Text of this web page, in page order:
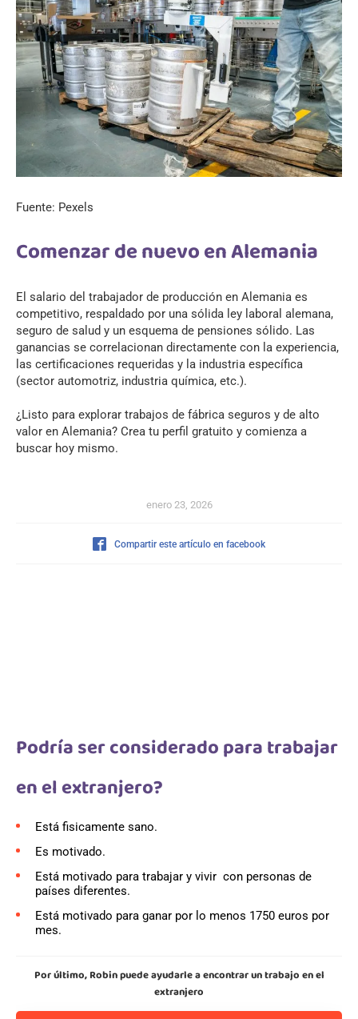
Fuente: Pexels
Comenzar de nuevo en Alemania
El salario del trabajador de producción en Alemania es
competitivo, respaldado por una sólida ley laboral alemana,
seguro de salud y un esquema de pensiones sólido. Las
ganancias se correlacionan directamente con la experiencia,
las certificaciones requeridas y la industria específica
(sector automotriz, industria química, etc.).
¿Listo para explorar trabajos de fábrica seguros y de alto
valor en Alemania? Crea tu perfil gratuito y comienza a
buscar hoy mismo.
enero 23, 2026
Compartir este artículo en facebook
Podría ser considerado para trabajar
en el extranjero?
Está fisicamente sano.
Es motivado.
Está motivado para trabajar y vivir con personas de
países diferentes.
Está motivado para ganar por lo menos 1750 euros por
mes.
Por último, Robin puede ayudarle a encontrar un trabajo en el
extranjero